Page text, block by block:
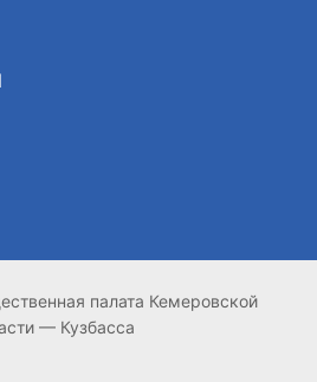
палата Кемеровской
— Кузбасса